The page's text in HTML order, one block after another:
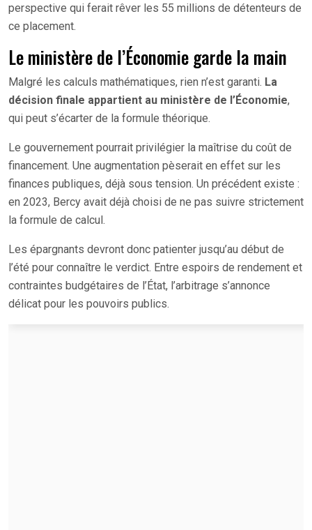
perspective qui ferait rêver les 55 millions de détenteurs de
ce placement.
Le ministère de l’Économie garde la main
Malgré les calculs mathématiques, rien n’est garanti. La
décision finale appartient au ministère de l’Économie,
qui peut s’écarter de la formule théorique.
Le gouvernement pourrait privilégier la maîtrise du coût de
financement. Une augmentation pèserait en effet sur les
finances publiques, déjà sous tension. Un précédent existe :
en 2023, Bercy avait déjà choisi de ne pas suivre strictement
la formule de calcul.
Les épargnants devront donc patienter jusqu’au début de
l’été pour connaître le verdict. Entre espoirs de rendement et
contraintes budgétaires de l’État, l’arbitrage s’annonce
délicat pour les pouvoirs publics.